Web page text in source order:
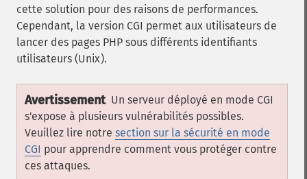
cette solution pour des raisons de performances.
Cependant, la version CGI permet aux utilisateurs de
lancer des pages PHP sous différents identifiants
utilisateurs (Unix).
Avertissement Un serveur déployé en mode CGI
s'expose à plusieurs vulnérabilités possibles.
Veuillez lire notre section sur la sécurité en mode
CGI pour apprendre comment vous protéger contre
ces attaques.